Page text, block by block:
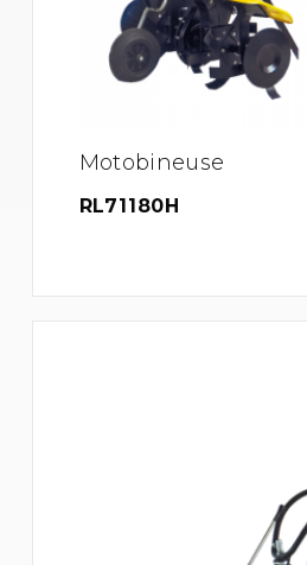
Motobineuse
RL71180H